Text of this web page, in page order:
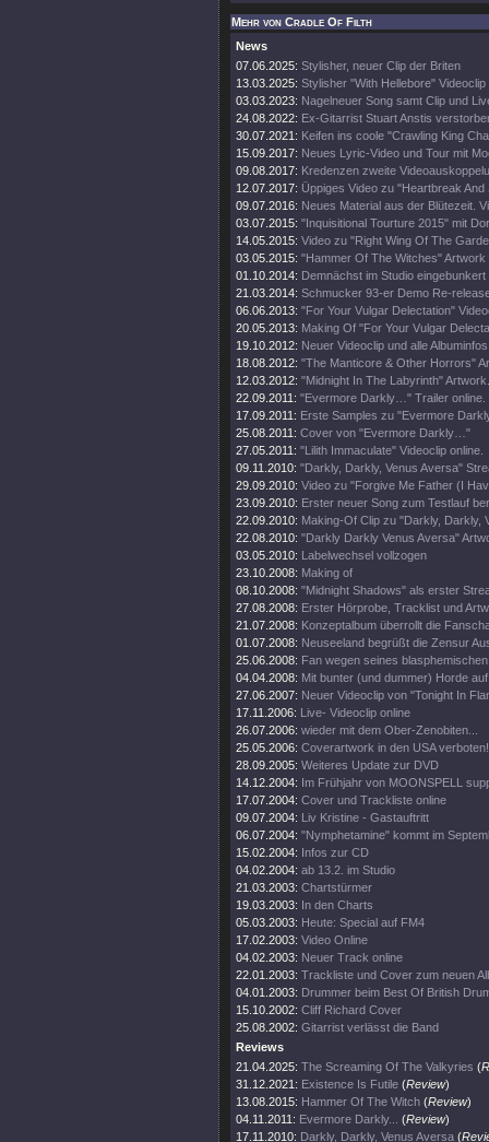
Mehr von Cradle Of Filth
News
07.06.2025: Stylisher, neuer Clip der Briten
13.03.2025: Stylisher "With Hellebore" Videoclip
03.03.2023: Nagelneuer Song samt Clip und
24.08.2022: Ex-Gitarrist Stuart Anstis
30.07.2021: Keifen ins coole "Crawling King
15.09.2017: Neues Lyric-Video und Tour mit
09.08.2017: Kredenzen zweite
12.07.2017: Üppiges Video zu "Heartbreak And
09.07.2016: Neues Material aus der Blütezeit.
03.07.2015: "Inquisitional Tourture 2015" mit
14.05.2015: Video zu "Right Wing Of The
03.05.2015: "Hammer Of The Witches" Artwork
01.10.2014: Demnächst im Studio eingebunkert
21.03.2014: Schmucker 93-er Demo Re-
06.06.2013: "For Your Vulgar Delectation"
20.05.2013: Making Of "For Your Vulgar
19.10.2012: Neuer Videoclip und alle
18.08.2012: "The Manticore & Other Horrors"
12.03.2012: "Midnight In The Labyrinth" Artwork.
22.09.2011: "Evermore Darkly…" Trailer online.
17.09.2011: Erste Samples zu "Evermore
25.08.2011: Cover von "Evermore Darkly…"
27.05.2011: "Lilith Immaculate" Videoclip online.
09.11.2010: "Darkly, Darkly, Venus Aversa"
29.09.2010: Video zu "Forgive Me Father (I
23.09.2010: Erster neuer Song zum Testlauf
22.09.2010: Making-Of Clip zu "Darkly, Darkly,
22.08.2010: "Darkly Darkly Venus Aversa"
03.05.2010: Labelwechsel vollzogen
23.10.2008: Making of
08.10.2008: "Midnight Shadows" als erster
27.08.2008: Erster Hörprobe, Tracklist und
21.07.2008: Konzeptalbum überrollt die
01.07.2008: Neuseeland begrüßt die Zensur
25.06.2008: Fan wegen seines
04.04.2008: Mit bunter (und dummer) Horde
27.06.2007: Neuer Videoclip von "Tonight In
17.11.2006: Live- Videoclip online
26.07.2006: wieder mit dem Ober-Zenobiten...
25.05.2006: Coverartwork in den USA verboten!
28.09.2005: Weiteres Update zur DVD
14.12.2004: Im Frühjahr von MOONSPELL
17.07.2004: Cover und Trackliste online
09.07.2004: Liv Kristine - Gastauftritt
06.07.2004: "Nymphetamine" kommt im
15.02.2004: Infos zur CD
04.02.2004: ab 13.2. im Studio
21.03.2003: Chartstürmer
19.03.2003: In den Charts
05.03.2003: Heute: Special auf FM4
17.02.2003: Video Online
04.02.2003: Neuer Track online
22.01.2003: Trackliste und Cover zum neuen
04.01.2003: Drummer beim Best Of British
15.10.2002: Cliff Richard Cover
25.08.2002: Gitarrist verlässt die Band
Reviews
21.04.2025: The Screaming Of The Valkyries (
31.12.2021: Existence Is Futile (Review)
13.08.2015: Hammer Of The Witch (Review)
04.11.2011: Evermore Darkly... (Review)
17.11.2010: Darkly, Darkly, Venus Aversa (